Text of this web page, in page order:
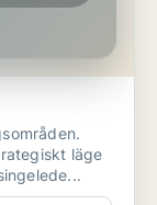
läge